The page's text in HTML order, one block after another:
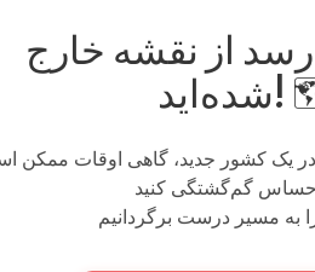
از نقشه خارج
🗺️
در یک کشور جدید، گاهی اوقات ممکن